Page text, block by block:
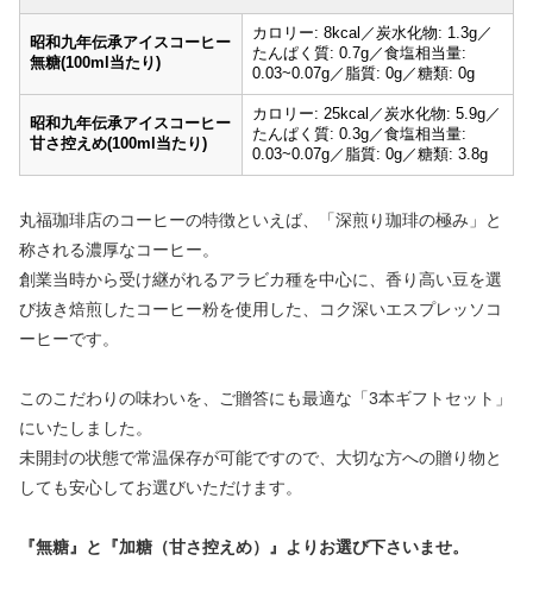
昭和九年伝承アイスコーヒー
無糖(100ml当たり)
カロリー: 8kcal／炭水化物: 1.3g／
たんぱく質: 0.7g／食塩相当量:
0.03~0.07g／脂質: 0g／糖類: 0g
昭和九年伝承アイスコーヒー
甘さ控えめ(100ml当たり)
カロリー: 25kcal／炭水化物: 5.9g／
たんぱく質: 0.3g／食塩相当量:
0.03~0.07g／脂質: 0g／糖類: 3.8g
丸福珈琲店のコーヒーの特徴といえば、「深煎り珈琲の極み」と
称される濃厚なコーヒー。
創業当時から受け継がれるアラビカ種を中心に、香り高い豆を選
び抜き焙煎したコーヒー粉を使用した、コク深いエスプレッソコ
ーヒーです。
このこだわりの味わいを、ご贈答にも最適な「3本ギフトセット」
にいたしました。
未開封の状態で常温保存が可能ですので、大切な方への贈り物と
しても安心してお選びいただけます。
『無糖』と『加糖（甘さ控えめ）』よりお選び下さいませ。